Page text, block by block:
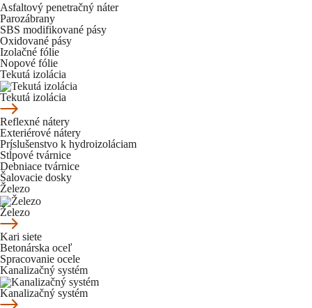
Asfaltový penetračný náter
Parozábrany
SBS modifikované pásy
Oxidované pásy
Izolačné fólie
Nopové fólie
Tekutá izolácia
Tekutá izolácia
Reflexné nátery
Exteriérové nátery
Príslušenstvo k hydroizoláciam
Stĺpové tvárnice
Debniace tvárnice
Šalovacie dosky
Železo
Železo
Kari siete
Betonárska oceľ
Spracovanie ocele
Kanalizačný systém
Kanalizačný systém